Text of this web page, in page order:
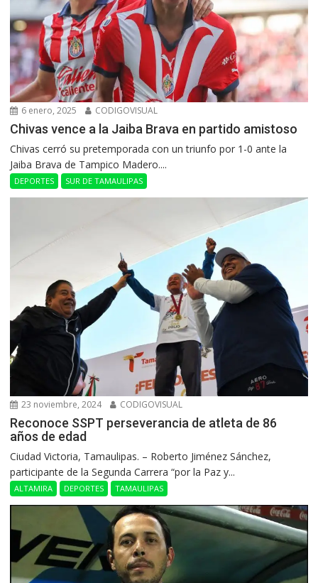
6 enero, 2025 CODIGOVISUAL
Chivas vence a la Jaiba Brava en partido amistoso
Chivas cerró su pretemporada con un triunfo por 1-0 ante la
Jaiba Brava de Tampico Madero....
DEPORTES SUR DE TAMAULIPAS
23 noviembre, 2024 CODIGOVISUAL
Reconoce SSPT perseverancia de atleta de 86
años de edad
Ciudad Victoria, Tamaulipas. – Roberto Jiménez Sánchez,
participante de la Segunda Carrera “por la Paz y...
ALTAMIRA DEPORTES TAMAULIPAS